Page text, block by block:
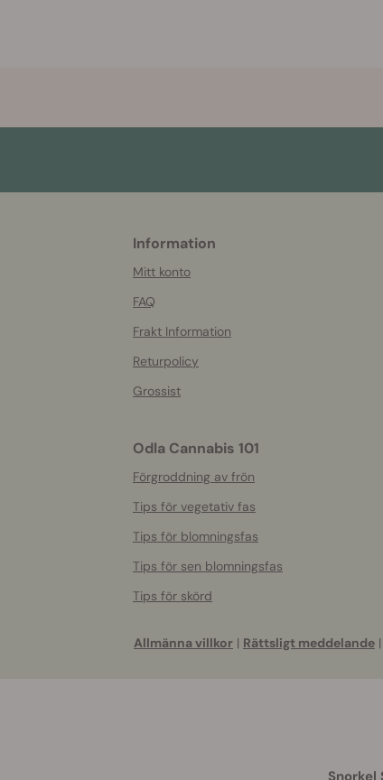
Information
Mitt konto
FAQ
Frakt Information
Returpolicy
Grossist
Odla Cannabis 101
Förgroddning av frön
Tips för vegetativ fas
Tips för blomningsfas
Tips för sen blomningsfas
Tips för skörd
Allmänna villkor | Rättsligt meddelande |
Snorkel